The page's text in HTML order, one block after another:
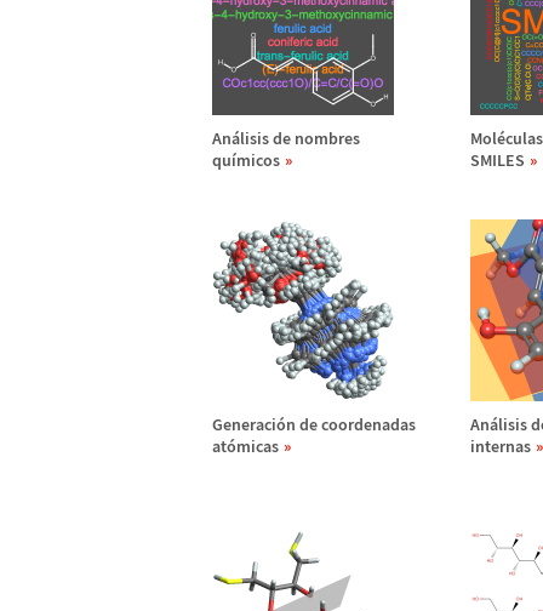
Análisis de nombres
químicos
Molé
SMILES
Generación de coordenadas
atómicas
Análisis
internas